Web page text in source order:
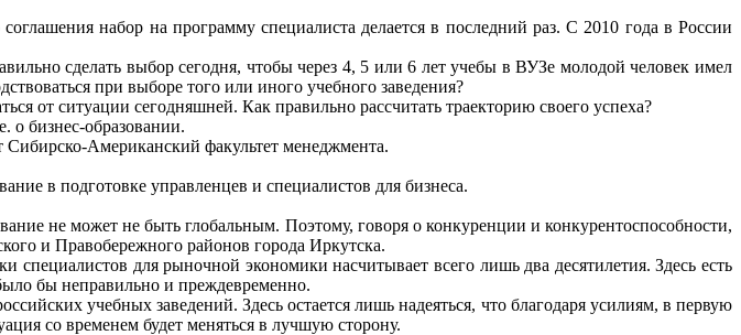
набор на программу специалиста делается в последний раз. С 2010 года в России
сделать выбор сегодня, чтобы через 4, 5 или 6 лет учебы в ВУЗе молодой человек имел
при выборе того или иного учебного заведения?
от ситуации сегодняшней. Как правильно рассчитать траекторию своего успеха?
о бизнес-образовании.
Американский факультет менеджмента.
в подготовке управленцев и специалистов для бизнеса.
не может не быть глобальным. Поэтому, говоря о конкуренции и конкурентоспособности,
и Правобережного районов города Иркутска.
для рыночной экономики насчитывает всего лишь два десятилетия. Здесь есть
бы неправильно и преждевременно.
учебных заведений. Здесь остается лишь надеяться, что благодаря усилиям, в первую
со временем будет меняться в лучшую сторону.